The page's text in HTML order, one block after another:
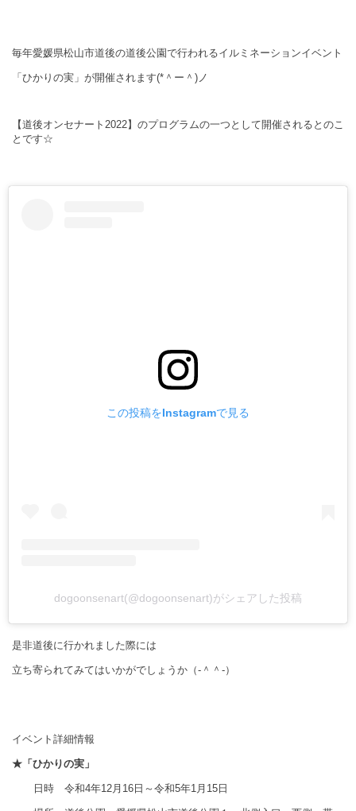
毎年愛媛県松山市道後の道後公園で行われるイルミネーションイベント
「ひかりの実」が開催されます(*＾ー＾)ノ
【道後オンセナート 2022】のプログラムの一つとして開催されるとのこ
とです☆
この投稿をInstagramで見る
dogoonsenart(@dogoonsenart)がシェアした投稿
是非道後に行かれました際には
立ち寄られてみてはいかがでしょうか（‐＾＾‐）
イベント詳細情報
★「ひかりの実」
日時 令和4年12月 16 日～令和5年1月 15 日